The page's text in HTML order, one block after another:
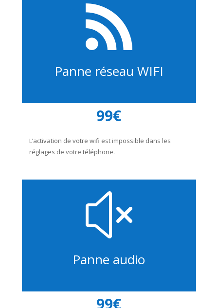

Panne réseau WIFI
99€
L’activation de votre wifi est impossible dans les
réglages de votre téléphone.
x
Panne audio
99€